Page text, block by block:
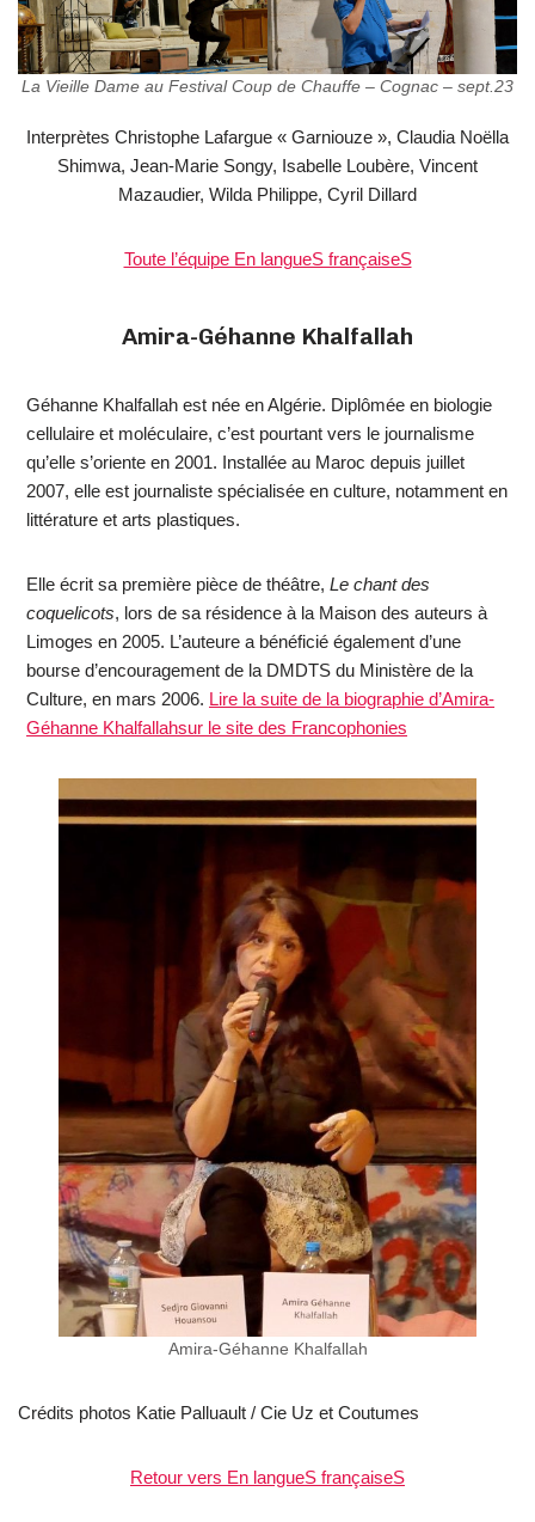
La Vieille Dame au Festival Coup de Chauffe – Cognac – sept.23
Interprètes Christophe Lafargue « Garniouze », Claudia Noëlla
Shimwa, Jean-Marie Songy, Isabelle Loubère, Vincent
Mazaudier, Wilda Philippe, Cyril Dillard
Toute l’équipe En langueS françaiseS
Amira-Géhanne Khalfallah
Géhanne Khalfallah est née en Algérie. Diplômée en biologie
cellulaire et moléculaire, c’est pourtant vers le journalisme
qu’elle s’oriente en 2001. Installée au Maroc depuis juillet
2007, elle est journaliste spécialisée en culture, notamment en
littérature et arts plastiques.
Elle écrit sa première pièce de théâtre,Le chant des
coquelicots, lors de sa résidence à la Maison des auteurs à
Limoges en 2005. L’auteure a bénéficié également d’une
bourse d’encouragement de la DMDTS du Ministère de la
Culture, en mars 2006. Lire la suite de la biographie d’Amira-
Géhanne Khalfallahsur le site des Francophonies
Amira-Géhanne Khalfallah
Crédits photos Katie Palluault / Cie Uz et Coutumes
Retour vers En langueS françaiseS